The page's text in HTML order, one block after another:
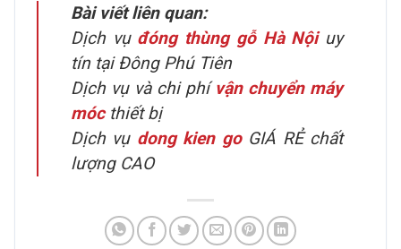
Bài viết liên quan:
Dịch vụ đóng thùng gỗ Hà Nội uy
tín tại Đông Phú Tiên
Dịch vụ và chi phívận chuyển máy
mócthiết bị
Dịch vụ dong kien goGIÁ RẺ chất
lượng CAO